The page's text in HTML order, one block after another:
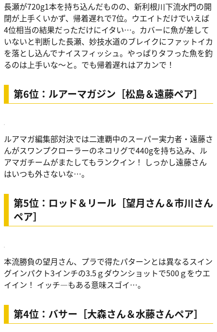
長瀬が720g1本を持ち込んだものの、新利根川下流水門の開
閉が上手くいかず、帰着遅れで7位。ウエイトだけでいえば
4位相当の結果だっただけにイタい…。カバーに魚が差して
いないと判断した長瀬、妙技水道のブレイクにファットイカ
を落とし込んでナイスフィッシュ。やっぱりタフった魚を釣
るのは上手いな～と。でも帰着遅れはアカンで！
第6位：ルアーマガジン［松島＆遠藤ペア］
ルアマガ編集部対決では二連覇中のスーパー実力者・遠藤さ
んがスワンプクローラーのネコリグで440gを持ち込み、ル
アマガチームがまたしてもランクイン！ しっかし遠藤さん
はいつも外さないな…。
第5位：ロッド＆リール［望月さん＆市川さん
ペア］
本流勝負の望月さん、プラで得たパターンとは異なるスイン
グインパクト3インチの3.5ｇダウンショットで500ｇをウエ
イイン！ イッチ―もある意味スゴイ…。
第4位：バサー［大森さん＆水藤さんペア］